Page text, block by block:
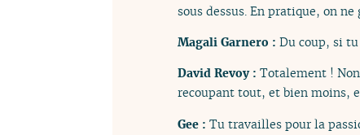
sous dessus. En pratique, on ne
Magali Garnero : Du coup, si
David Revoy : Totalement !
recoupant tout, et bien moins,
Gee : Tu travailles pour la